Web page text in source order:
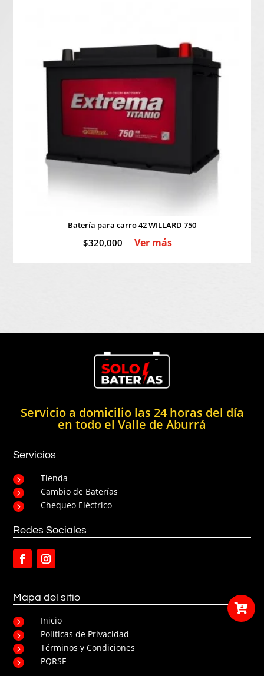

Batería para carro 42 WILLARD 750
$320,000 Ver más
Servicio a domicilio las 24 horas del día
en todo el Valle de Aburrá
Servicios
5 Tienda
5 Cambio de Baterías
5 Chequeo Eléctrico
Redes Sociales
Mapa del sitio
5 Inicio
5 Políticas de Privacidad
5 Términos y Condiciones
5 PQRSF